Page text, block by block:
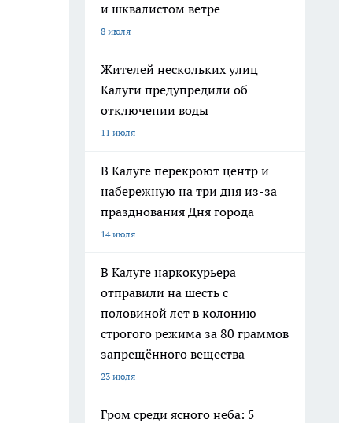
и шквалистом ветре
8 июля
Жителей нескольких улиц
Калуги предупредили об
отключении воды
11 июля
В Калуге перекроют центр и
набережную на три дня из-за
празднования Дня города
14 июля
В Калуге наркокурьера
отправили на шесть с
половиной лет в колонию
строгого режима за 80 граммов
запрещённого вещества
23 июля
Гром среди ясного неба: 5